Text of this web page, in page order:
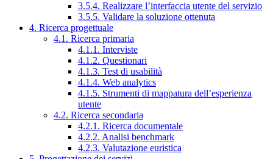
3.5.4. Realizzare l’interfaccia utente del servizio
3.5.5. Validare la soluzione ottenuta
4. Ricerca progettuale
4.1. Ricerca primaria
4.1.1. Interviste
4.1.2. Questionari
4.1.3. Test di usabilità
4.1.4. Web analytics
4.1.5. Strumenti di mappatura dell’esperienza
utente
4.2. Ricerca secondaria
4.2.1. Ricerca documentale
4.2.2. Analisi benchmark
4.2.3. Valutazione euristica